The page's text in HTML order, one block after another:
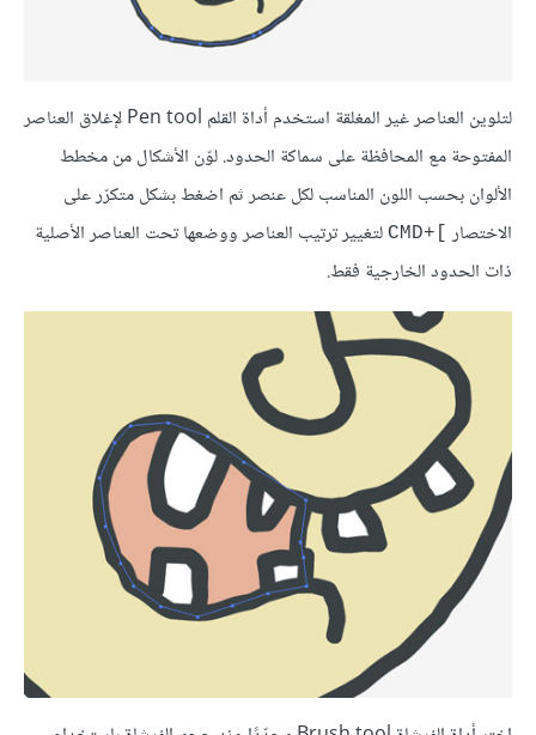
لتلوين العناصر غير المغلقة استخدم أداة القلم Pen tool لإغلاق العناصر
المفتوحة مع المحافظة على سماكة الحدود. لوّن الأشكال من مخطط
الألوان بحسب اللون المناسب لكل عنصر ثم اضغط بشكل متكرّر على
الاختصار
]+CMD
لتغيير ترتيب العناصر ووضعها تحت العناصر الأصلية
ذات الحدود الخارجية فقط.